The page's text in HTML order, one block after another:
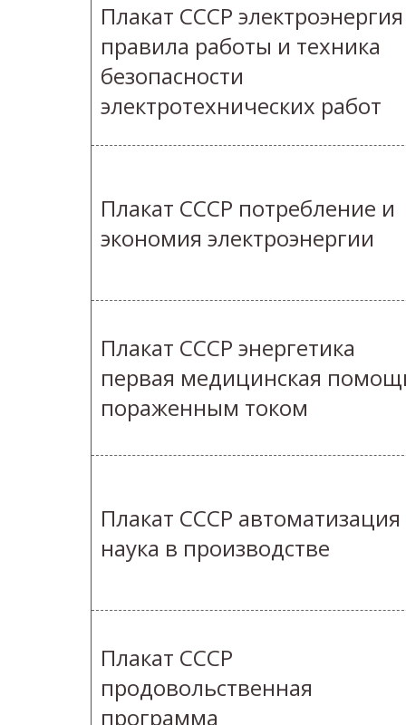
Плакат СССР электроэнергия
правила работы и техника
безопасности
электротехнических работ
Плакат СССР потребление и
экономия электроэнергии
Плакат СССР энергетика
первая медицинская
пораженным током
Плакат СССР
наука в производстве
Плакат СССР
продовольственная
программа